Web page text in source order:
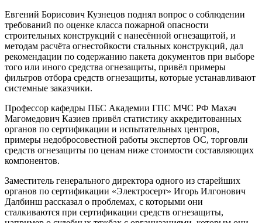
Евгений Борисович Кузнецов поднял вопрос о соблюдении
требований по оценке класса пожарной опасности
строительных конструкций с нанесённой огнезащитой, и
методам расчёта огнестойкости стальных конструкций, дал
рекомендации по содержанию пакета документов при выборе
того или иного средства огнезащиты, привёл примеры
фильтров отбора средств огнезащиты, которые устанавливают
системные заказчики.
Профессор кафедры ПБС Академии ГПС МЧС РФ Махач
Магомедович Казиев привёл статистику аккредитованных
органов по сертификации и испытательных центров,
примеры недобросовестной работы экспертов ОС, торговли
средств огнезащиты по ценам ниже стоимости составляющих
компонентов.
Заместитель генерального директора одного из старейших
органов по сертификации «Электросерт» Игорь Илгонович
Далбинш рассказал о проблемах, с которыми они
сталкиваются при сертификации средств огнезащиты,